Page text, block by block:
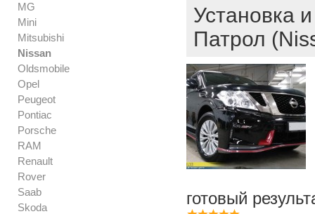
MG
Mini
Mitsubishi
Nissan
Oldsmobile
Opel
Peugeot
Pontiac
Porsche
RAM
Renault
Rover
Saab
Skoda
Установка
Патрол
готовый